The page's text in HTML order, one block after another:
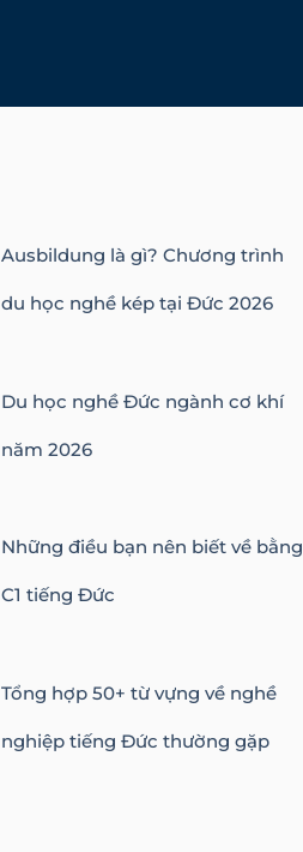
Ausbildung là gì? Chương trình
du học nghề kép tại Đức 2026
Du học nghề Đức ngành cơ khí
năm 2026
Những điều bạn nên biết về bằng
C1 tiếng Đức
Tổng hợp 50+ từ vựng về nghề
nghiệp tiếng Đức thường gặp